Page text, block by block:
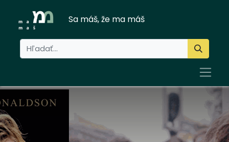
Sa máš, že ma máš